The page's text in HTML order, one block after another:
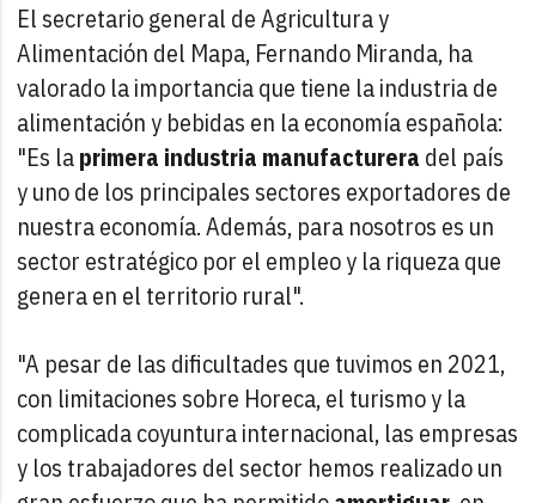
El secretario general de Agricultura y
Alimentación del Mapa, Fernando Miranda, ha
valorado la importancia que tiene la industria de
alimentación y bebidas en la economía española:
"Es laprimera industria manufacturera del país
y uno de los principales sectores exportadores de
nuestra economía. Además, para nosotros es un
sector estratégico por el empleo y la riqueza que
genera en el territorio rural".
"A pesar de las dificultades que tuvimos en 2021,
con limitaciones sobre Horeca, el turismo y la
complicada coyuntura internacional, las empresas
y los trabajadores del sector hemos realizado un